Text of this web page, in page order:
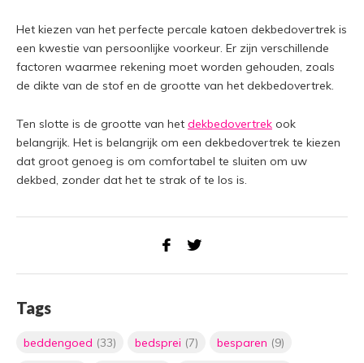
Het kiezen van het perfecte percale katoen dekbedovertrek is
een kwestie van persoonlijke voorkeur. Er zijn verschillende
factoren waarmee rekening moet worden gehouden, zoals
de dikte van de stof en de grootte van het dekbedovertrek.
Ten slotte is de grootte van het dekbedovertrek ook
belangrijk. Het is belangrijk om een dekbedovertrek te kiezen
dat groot genoeg is om comfortabel te sluiten om uw
dekbed, zonder dat het te strak of te los is.
Tags
beddengoed (33) bedsprei (7) besparen (9)